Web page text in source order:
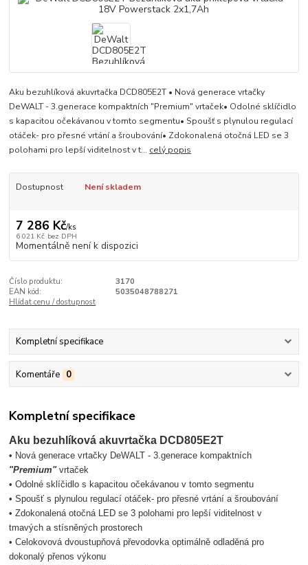
Aku bezuhlíková akuvrtačka DCD805E2T • Nová generace vrtačky
DeWALT - 3.generace kompaktních "Premium" vrtaček• Odolné sklíčidlo
s kapacitou očekávanou v tomto segmentu• Spoušť s plynulou regulací
otáček- pro přesné vrtání a šroubování• Zdokonalená otočná LED se 3
polohami pro lepší viditelnost v t... celý popis
Dostupnost Není skladem
7 286 Kč/ks
6 021 Kč bez DPH
Momentálně není k dispozici
Číslo produktu:
3170
EAN kód:
5035048788271
Hlídat cenu / dostupnost
Kompletní specifikace
Komentáře 0
Kompletní specifikace
Aku bezuhlíková akuvrtačka DCD805E2T
• Nová generace vrtačky DeWALT - 3.generace kompaktních
"Premium"vrtaček
• Odolné sklíčidlo s kapacitou očekávanou v tomto segmentu
• Spoušť s plynulou regulací otáček- pro přesné vrtání a šroubování
• Zdokonalená otočná LED se 3 polohami pro lepší viditelnost v
tmavých a stísněných prostorech
• Celokovová dvoustupňová převodovka optimálně odladěná pro
dokonalý přenos výkonu